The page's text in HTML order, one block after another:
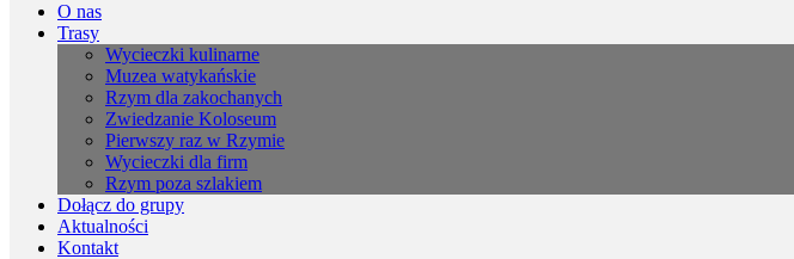
O nas
Trasy
Wycieczki kulinarne
Muzea watykańskie
Rzym dla zakochanych
Zwiedzanie Koloseum
Pierwszy raz w Rzymie
Wycieczki dla firm
Rzym poza szlakiem
Dołącz do grupy
Aktualności
Kontakt